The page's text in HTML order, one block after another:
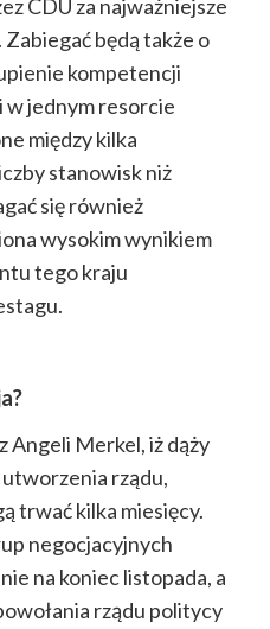
CDU za najważniejsze
będą także o
kompetencji
jednym resorcie
między kilka
stanowisk niż
się również
wysokim wynikiem
tego kraju
Angeli Merkel, iż dąży
utworzenia rządu,
trwać kilka miesięcy.
negocjacyjnych
na koniec listopada, a
rządu politycy